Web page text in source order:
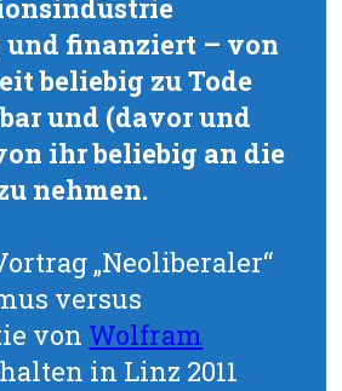
und finanziert – von
beliebig zu Tode
und (davor und
ihr beliebig an die
nehmen.
„Neoliberaler“
versus
von Wolfram
in Linz 2011